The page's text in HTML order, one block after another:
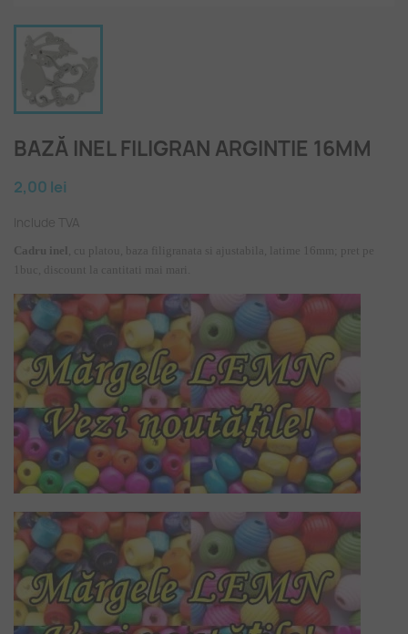
BAZĂ INEL FILIGRAN ARGINTIE 16MM
2,00 lei
Include TVA
Cadru inel
, cu platou, baza filigranata si ajustabila, latime 16mm; pret pe
1buc, discount la cantitati mai mari.